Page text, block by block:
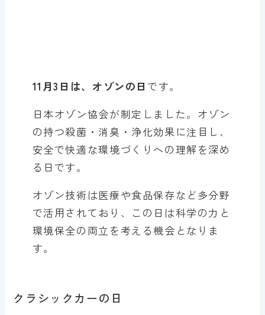
11月3日は、オゾンの日 です。
日本オゾン協会が制定しました。オゾン
の持つ殺菌・消臭・浄化効果に注目し、
安全で快適な環境づくりへの理解を深め
る日です。
オゾン技術は医療や食品保存など多分野
で活用されており、この日は科学の力と
環境保全の両立を考える機会となりま
す。
クラシックカーの日